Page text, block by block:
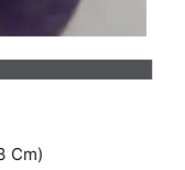
Cm)